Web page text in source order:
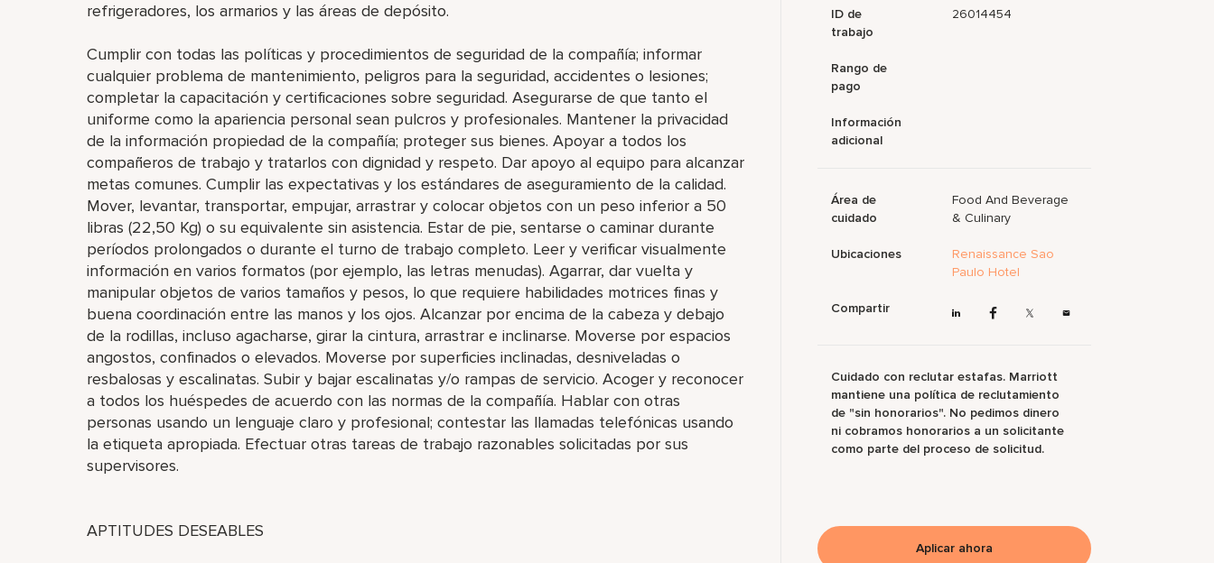
refrigeradores, los armarios y las áreas de depósito.
Cumplir con todas las políticas y procedimientos de seguridad de la compañía; informar
cualquier problema de mantenimiento, peligros para la seguridad, accidentes o lesiones;
completar la capacitación y certificaciones sobre seguridad. Asegurarse de que tanto el
uniforme como la apariencia personal sean pulcros y profesionales. Mantener la privacidad
de la información propiedad de la compañía; proteger sus bienes. Apoyar a todos los
compañeros de trabajo y tratarlos con dignidad y respeto. Dar apoyo al equipo para alcanzar
metas comunes. Cumplir las expectativas y los estándares de aseguramiento de la calidad.
Mover, levantar, transportar, empujar, arrastrar y colocar objetos con un peso inferior a 50
libras (22,50 Kg) o su equivalente sin asistencia. Estar de pie, sentarse o caminar durante
períodos prolongados o durante el turno de trabajo completo. Leer y verificar visualmente
información en varios formatos (por ejemplo, las letras menudas). Agarrar, dar vuelta y
manipular objetos de varios tamaños y pesos, lo que requiere habilidades motrices finas y
buena coordinación entre las manos y los ojos. Alcanzar por encima de la cabeza y debajo
de la rodillas, incluso agacharse, girar la cintura, arrastrar e inclinarse. Moverse por espacios
angostos, confinados o elevados. Moverse por superficies inclinadas, desniveladas o
resbalosas y escalinatas. Subir y bajar escalinatas y/o rampas de servicio. Acoger y reconocer
a todos los huéspedes de acuerdo con las normas de la compañía. Hablar con otras
personas usando un lenguaje claro y profesional; contestar las llamadas telefónicas usando
la etiqueta apropiada. Efectuar otras tareas de trabajo razonables solicitadas por sus
supervisores.
APTITUDES DESEABLES
ID de
trabajo
26014454
Rango de
pago
Información
adicional
Área de
cuidado
Food And Beverage
& Culinary
Ubicaciones
Renaissance Sao
Paulo Hotel
Compartir
Cuidado con reclutar estafas. Marriott
mantiene una política de reclutamiento
de "sin honorarios". No pedimos dinero
ni cobramos honorarios a un solicitante
como parte del proceso de solicitud.
Aplicar ahora